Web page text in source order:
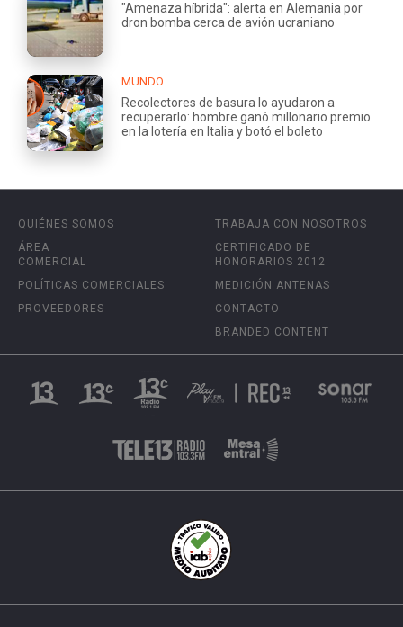
"Amenaza híbrida": alerta en Alemania por
dron bomba cerca de avión ucraniano
MUNDO
Recolectores de basura lo ayudaron a
recuperarlo: hombre ganó millonario premio
en la lotería en Italia y botó el boleto
QUIÉNES SOMOS
ÁREA
COMERCIAL
POLÍTICAS COMERCIALES
PROVEEDORES
TRABAJA CON NOSOTROS
CERTIFICADO DE
HONORARIOS 2012
MEDICIÓN ANTENAS
CONTACTO
BRANDED CONTENT